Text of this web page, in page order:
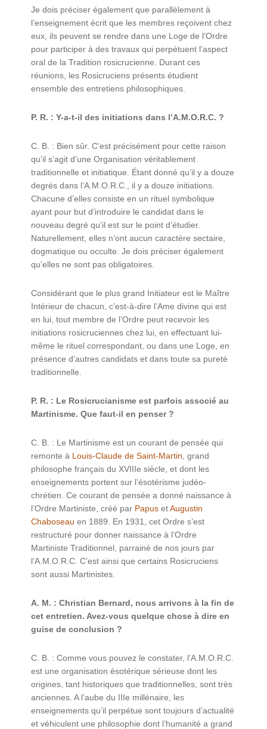
Je dois préciser également que parallèlement à
l’enseignement écrit que les membres reçoivent chez
eux, ils peuvent se rendre dans une Loge de l’Ordre
pour participer à des travaux qui perpétuent l’aspect
oral de la Tradition rosicrucienne. Durant ces
réunions, les Rosicruciens présents étudient
ensemble des entretiens philosophiques.
P. R. : Y-a-t-il des initiations dans l’A.M.O.R.C. ?
C. B. : Bien sûr. C’est précisément pour cette raison
qu’il s’agit d’une Organisation véritablement
traditionnelle et initiatique. Étant donné qu’il y a douze
degrés dans l’A.M.O.R.C., il y a douze initiations.
Chacune d’elles consiste en un rituel symbolique
ayant pour but d’introduire le candidat dans le
nouveau degré qu’il est sur le point d’étudier.
Naturellement, elles n’ont aucun caractère sectaire,
dogmatique ou occulte. Je dois préciser également
qu’elles ne sont pas obligatoires.
Considérant que le plus grand Initiateur est le Maître
Intérieur de chacun, c’est-à-dire l’Ame divine qui est
en lui, tout membre de l’Ordre peut recevoir les
initiations rosicruciennes chez lui, en effectuant lui-
même le rituel correspondant, ou dans une Loge, en
présence d’autres candidats et dans toute sa pureté
traditionnelle.
P. R. : Le Rosicrucianisme est parfois associé au
Martinisme. Que faut-il en penser ?
C. B. : Le Martinisme est un courant de pensée qui
remonte à Louis-Claude de Saint-Martin , grand
philosophe français du XVIIIe siècle, et dont les
enseignements portent sur l’ésotérisme judéo-
chrétien. Ce courant de pensée a donné naissance à
l’Ordre Martiniste, créé par Papus etAugustin
Chaboseau en 1889. En 1931, cet Ordre s’est
restructuré pour donner naissance à l’Ordre
Martiniste Traditionnel, parrainé de nos jours par
l’A.M.O.R.C. C’est ainsi que certains Rosicruciens
sont aussi Martinistes.
A. M. : Christian Bernard, nous arrivons à la fin de
cet entretien. Avez-vous quelque chose à dire en
guise de conclusion ?
C. B. : Comme vous pouvez le constater, l’A.M.O.R.C.
est une organisation ésotérique sérieuse dont les
origines, tant historiques que traditionnelles, sont très
anciennes. A l’aube du IIIe millénaire, les
enseignements qu’il perpétue sont toujours d’actualité
et véhiculent une philosophie dont l’humanité a grand